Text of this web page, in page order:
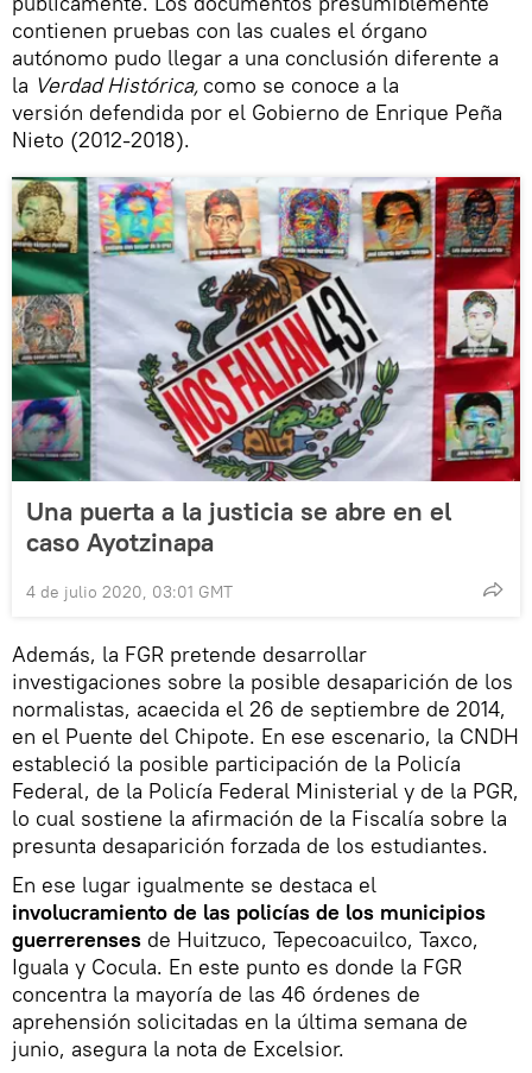
contienen pruebas con las cuales el órgano
autónomo pudo llegar a una conclusión diferente a
la Verdad Histórica, como se conoce a la
versión defendida por el Gobierno de Enrique Peña
Nieto (2012-2018).
Una puerta a la justicia se abre en el
caso Ayotzinapa
4 de julio 2020, 03:01 GMT
Además, la FGR pretende desarrollar
investigaciones sobre la posible desaparición de los
normalistas, acaecida el 26 de septiembre de 2014,
en el Puente del Chipote. En ese escenario, la CNDH
estableció la posible participación de la Policía
Federal, de la Policía Federal Ministerial y de la PGR,
lo cual sostiene la afirmación de la Fiscalía sobre la
presunta desaparición forzada de los estudiantes.
En ese lugar igualmente se destaca el
involucramiento de las policías de los municipios
guerrerenses de Huitzuco, Tepecoacuilco, Taxco,
Iguala y Cocula. En este punto es donde la FGR
concentra la mayoría de las 46 órdenes de
aprehensión solicitadas en la última semana de
junio, asegura la nota de Excelsior.